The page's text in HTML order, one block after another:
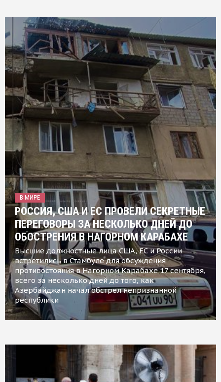
В МИРЕ
РОССИЯ, США И ЕС ПРОВЕЛИ СЕКРЕТНЫЕ
ПЕРЕГОВОРЫ ЗА НЕСКОЛЬКО ДНЕЙ ДО
ОБОСТРЕНИЯ В НАГОРНОМ КАРАБАХЕ
Высшие должностные лица США, ЕС и России
встретились в Стамбуле для обсуждения
противостояния в Нагорном Карабахе 17 сентября,
всего за несколько дней до того, как
Азербайджан начал обстрел непризнанной
республики